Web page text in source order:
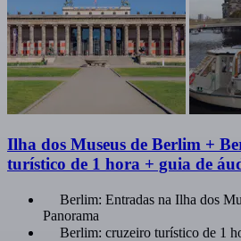
Ilha dos Museus de Berlim +
turístico de 1 hora + guia de
Berlim: Entradas na Ilha dos
Panorama
Berlim: cruzeiro turístico de 1